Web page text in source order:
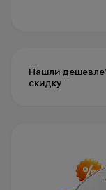
Нашли
скидку